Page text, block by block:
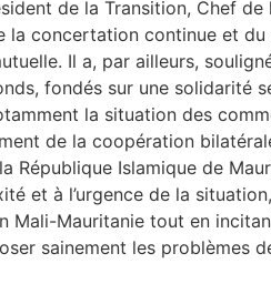
de la Transition, Chef de
la concertation continue et
Il a, par ailleurs,
fondés sur une solidarité
la situation des
de la coopération
République Islamique de
et à l’urgence de la
Mali-Mauritanie tout en
sainement les problèmes